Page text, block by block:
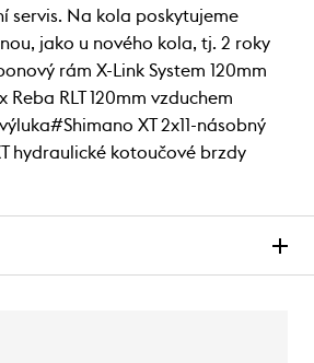
servis. Na kola poskytujeme
jako u nového kola, tj. 2 roky
rám X-Link System 120mm
Reba RLT 120mm vzduchem
XT 2x11-násobný
hydraulické kotoučové brzdy